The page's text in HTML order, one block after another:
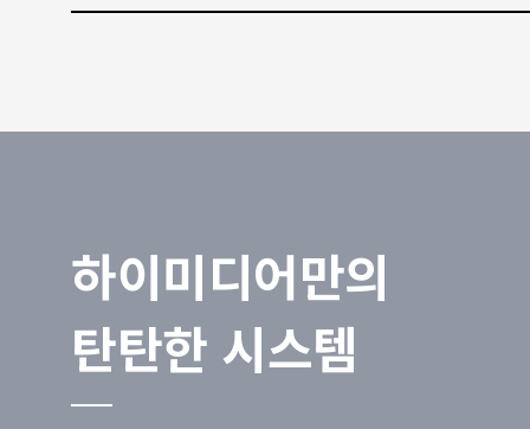
하이미디어만의
탄탄한 시스템